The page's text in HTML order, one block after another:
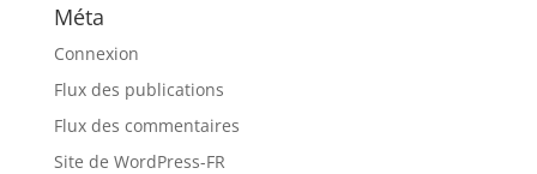
Méta
Connexion
Flux des publications
Flux des commentaires
Site de WordPress-FR